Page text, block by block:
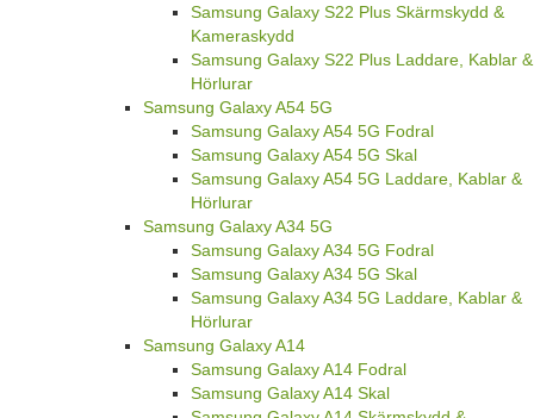
Samsung Galaxy S22 Plus Skärmskydd &
Kameraskydd
Samsung Galaxy S22 Plus Laddare, Kablar &
Hörlurar
Samsung Galaxy A54 5G
Samsung Galaxy A54 5G Fodral
Samsung Galaxy A54 5G Skal
Samsung Galaxy A54 5G Laddare, Kablar &
Hörlurar
Samsung Galaxy A34 5G
Samsung Galaxy A34 5G Fodral
Samsung Galaxy A34 5G Skal
Samsung Galaxy A34 5G Laddare, Kablar &
Hörlurar
Samsung Galaxy A14
Samsung Galaxy A14 Fodral
Samsung Galaxy A14 Skal